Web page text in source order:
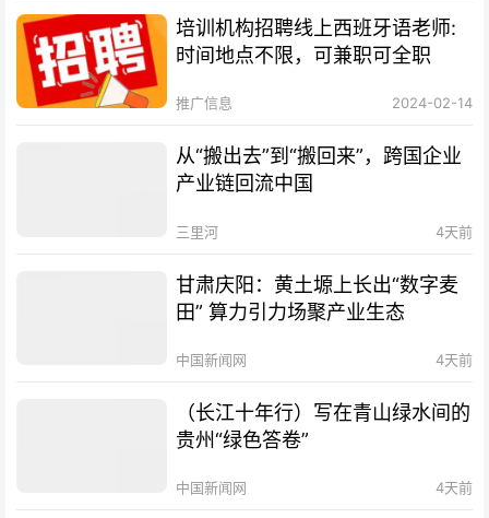
培训机构招聘线上西班牙语老师:
时间地点不限，可兼职可全职
推广信息 2024-02-14
从“搬出去”到“搬回来”，跨国企业
产业链回流中国
三里河 4天前
甘肃庆阳：黄土塬上长出“数字麦
田” 算力引力场聚产业生态
中国新闻网 4天前
（长江十年行）写在青山绿水间的
贵州“绿色答卷”
中国新闻网 4天前